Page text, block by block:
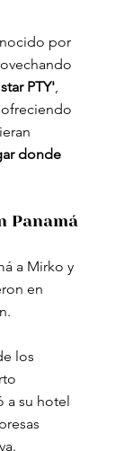
por
PTY'
ofreciendo
donde
Panamá
a Mirko y
en
los
a su hotel